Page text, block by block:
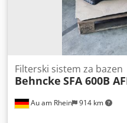
Au am Rhein 914 km
Filterski sistem za bazen
Behncke SFA 600B